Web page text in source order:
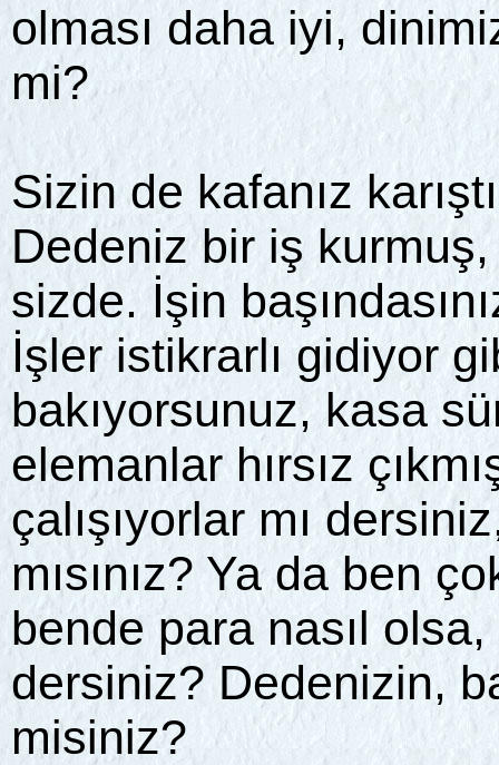
olması daha iyi,
mi?
Sizin de kafanız
Dedeniz bir iş
sizde. İşin
İşler istikrarlı gidiyor
bakıyorsunuz, kasa
elemanlar hırsız
çalışıyorlar mı
mısınız? Ya da ben
bende para nasıl
dersiniz? Dedenizin,
misiniz?